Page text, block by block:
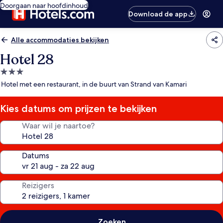
Doorgaan naar hoofdinhoud
Download de app
Alle accommodaties bekijken
Hotel 28
3.0-
sterrenaccommodatie
Hotel met een restaurant, in de buurt van Strand van Kamari
Kies datums om prijzen te bekijken
Waar wil je naartoe?
Datums
Reizigers